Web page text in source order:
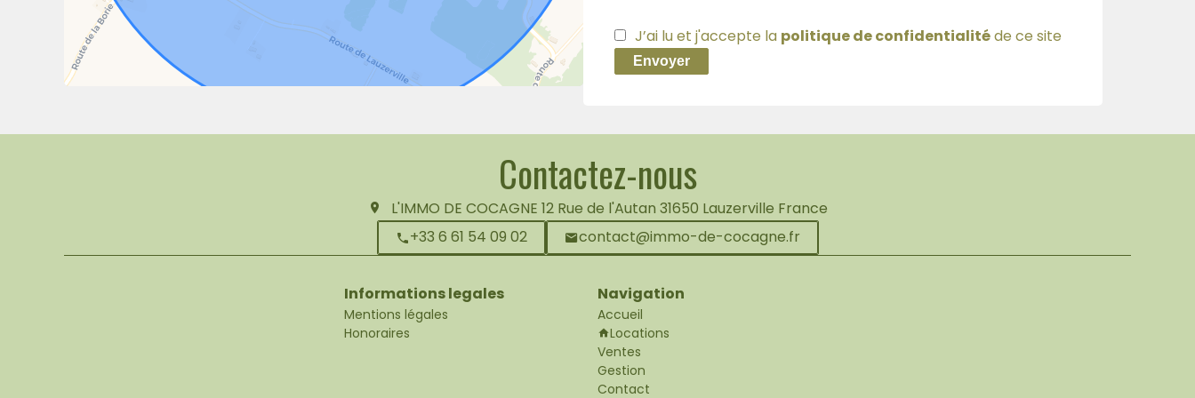
J’ai lu et j'accepte la politique de confidentialitéde ce site
Envoyer
Contactez-nous
L'IMMO DE COCAGNE 12 Rue de l'Autan 31650 Lauzerville France
+33 6 61 54 09 02
contact@immo-de-cocagne.fr
Informations legales
Mentions légales
Honoraires
Navigation
Accueil
Locations
Ventes
Gestion
Contact